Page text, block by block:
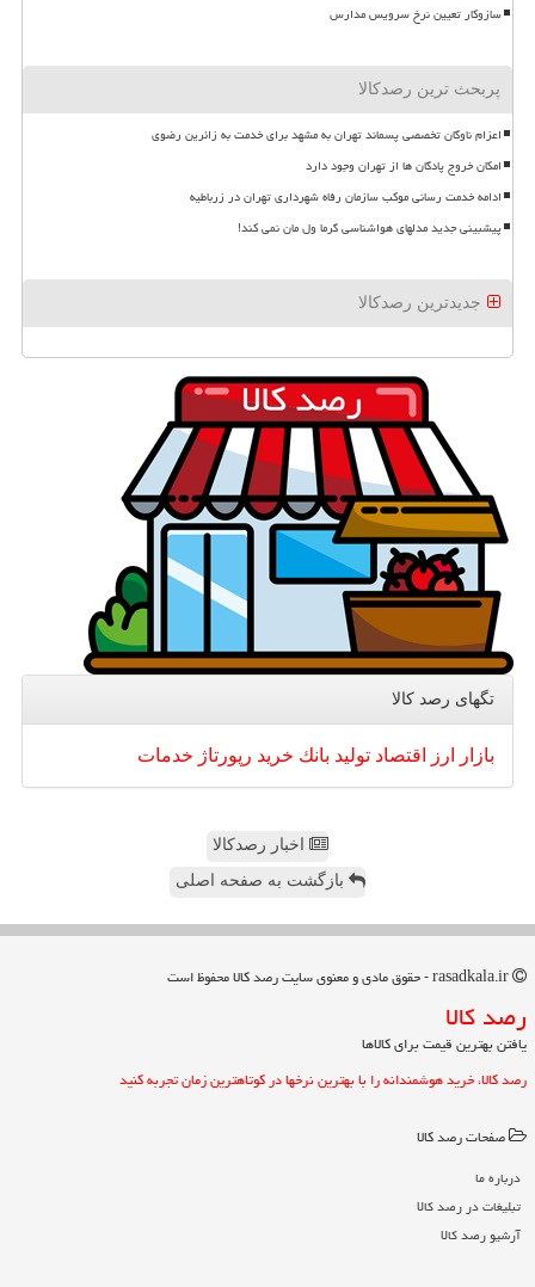
سازوکار تعیین نرخ سرویس مدارس
پربحث ترین رصدکالا
اعزام ناوگان تخصصی پسماند تهران به مشهد برای خدمت به زائرین رضوی
امکان خروج پادگان ها از تهران وجود دارد
ادامه خدمت رسانی موکب سازمان رفاه شهرداری تهران در زرباطیه
پیشبینی جدید مدلهای هواشناسی گرما ول مان نمی کند!
جدیدترین رصدکالا
تگهای رصد كالا
بازار ارز اقتصاد تولید بانك خرید رپورتاژ خدمات
اخبار رصدکالا
بازگشت به صفحه اصلی
رصد كالا
یافتن بهترین قیمت برای کالاها
رصد کالا، خرید هوشمندانه را با بهترین نرخها در کوتاهترین زمان تجربه کنید
صفحات رصد كالا
درباره ما
تبلیغات در رصد كالا
آرشیو رصد كالا